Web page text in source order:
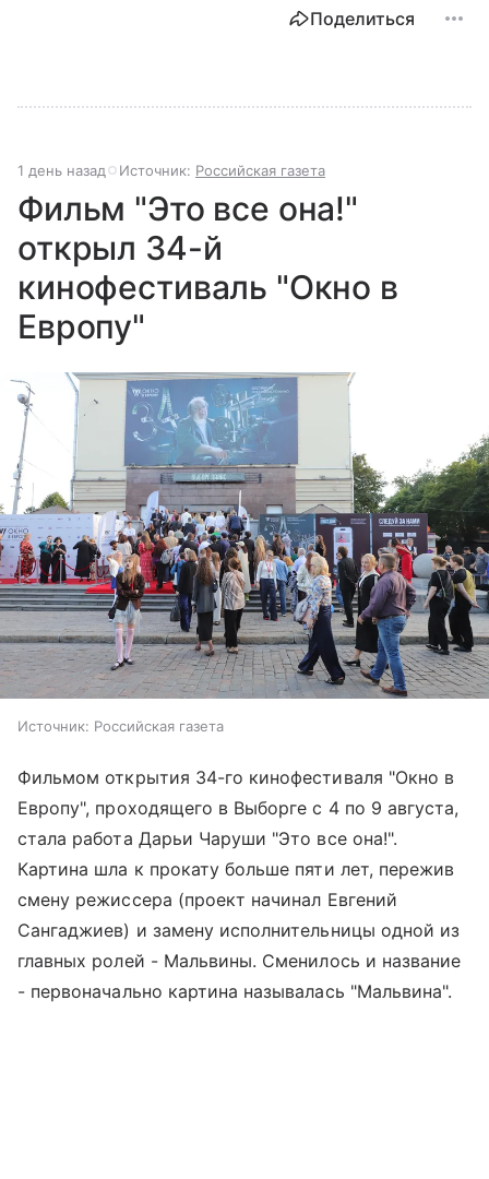
Поделиться
1 день назад Источник: Российская газета
Фильм "Это все она!"
открыл 34-й
кинофестиваль "Окно в
Европу"
Источник: Российская газета
Фильмом открытия 34-го кинофестиваля "Окно в
Европу", проходящего в Выборге с 4 по 9 августа,
стала работа Дарьи Чаруши "Это все она!".
Картина шла к прокату больше пяти лет, пережив
смену режиссера (проект начинал Евгений
Сангаджиев) и замену исполнительницы одной из
главных ролей - Мальвины. Сменилось и название
- первоначально картина называлась "Мальвина".